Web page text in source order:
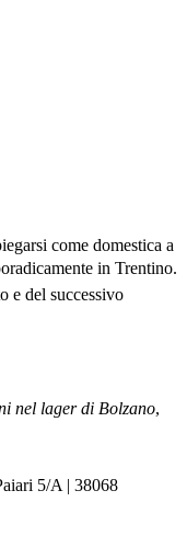
come domestica a
in Trentino.
e del successivo
nel lager di Bolzano,
5/A | 38068